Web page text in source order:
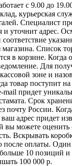
с 9.00 до
курьерская
Специалист
и уточнит адрес.
соответствие
Список
в корзине. Когда
Для
зоне и
товар поступит
mail придет
Срок
почту России.
ваш адрес придет
вы можете оценить
Вскрывать
после оплаты. Один
10 позиций и
100 000 р.